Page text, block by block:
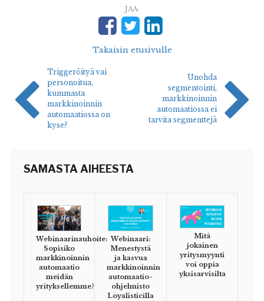
JAA:
Takaisin etusivulle
Triggeröityä vai
personoitua,
kummasta
markkinoinnin
automaatiossa on
kyse?
Unohda
segmentointi,
markkinoinnin
automaatiossa ei
tarvita segmenttejä
SAMASTA AIHEESTA
Webinaarinauhoite:
Sopisiko
markkinoinnin
automaatio
meidän
yrityksellemme?
Webinaari:
Menestystä
ja kasvua
markkinoinnin
automaatio-
ohjelmisto
Loyalisticilla
Mitä
jokainen
yritysmyynti
voi oppia
yksisarvisilta